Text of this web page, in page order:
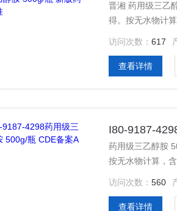
晋湘 药用级三乙
得。按无水物计
访问次数： 617
查看详情
I80-9187-
药用级三乙醇胺
按无水物计算，
访问次数： 560
查看详情